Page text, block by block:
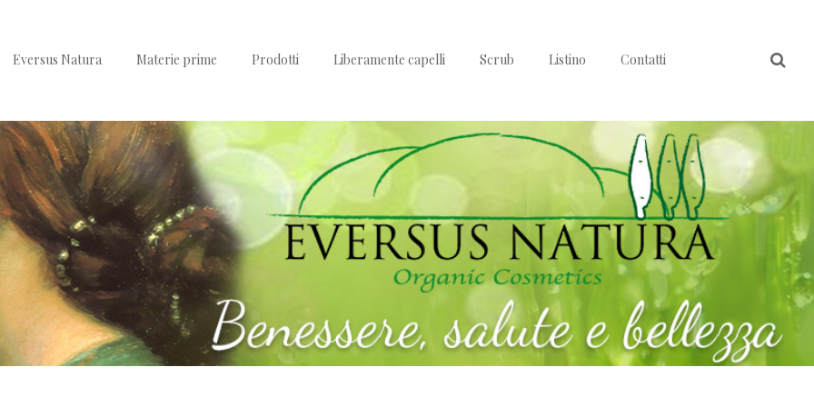
Eversus Natura Materie prime Prodotti Liberamente capelli Scrub Listino Contatti